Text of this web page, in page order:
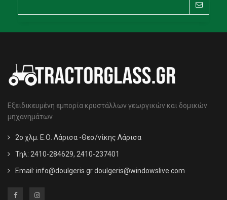
Εξειδικευμένη εμπορία κρυστάλλων γεωργικών και δομικών
μηχανημάτων
2ο χλμ. Ε.Ο. Λάρισα -Θεσ/νίκης Λάρισα
Τηλ: 2410-284629, 2410-237401
Email: info@doulgeris.gr doulgeris@windowslive.com